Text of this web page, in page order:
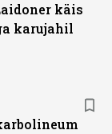
käis
karujahil